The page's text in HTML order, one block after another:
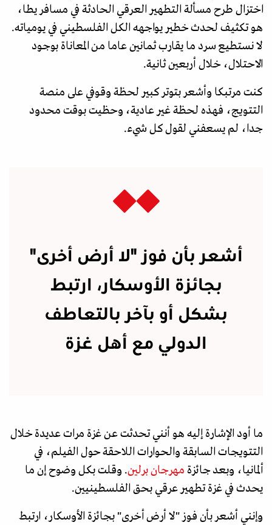
اختزال طرح مسألة التطهير العرقي الحادثة في مسافر يطا،
هو تكثيف لحدث خطير يواجهه الكل الفلسطيني في يومياته.
لا نستطيع سرد ما يقارب ثمانين عاما من المعاناة بوجود
الاحتلال، خلال أربعين ثانية.
كنت مرتبكا وأشعر بتوتر كبير لحظة وقوفي على منصة
التتويج، فهذه لحظة غير عادية، وحظيت بوقت محدود
جدا، لم يسعفني لقول كل شيء.
أشعر بأن فوز "لا أرض أخرى"
بجائزة الأوسكار، ارتبط
بشكل أو بآخر بالتعاطف
الدولي مع أهل غزة
ما أود الإشارة إليه هو أنني تحدثت عن غزة مرات عديدة خلال
التتويجات السابقة والحوارات اللاحقة حول الفيلم، في
ألمانيا، وبعد جائزة مهرجان برلين. وقلت بكل وضوح إن ما
يحدث في غزة تطهير عرقي بحق الفلسطينيين.
وإنني أشعر بأن فوز "لا أرض أخرى" بجائزة الأوسكار، ارتبط